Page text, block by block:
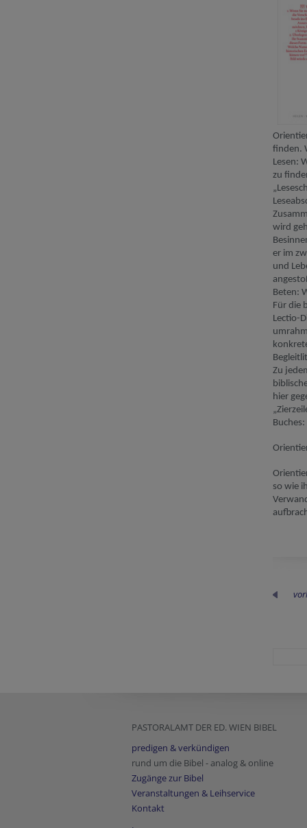
finden.
Lesen:
zu
wird
er im
und
Beten:
Für die
Lectio-
Zu
hier
Buches:
so wie
PASTORALAMT DER ED. WIEN BIBEL
predigen & verkündigen
rund um die Bibel - analog & online
Zugänge zur Bibel
Veranstaltungen & Leihservice
Kontakt